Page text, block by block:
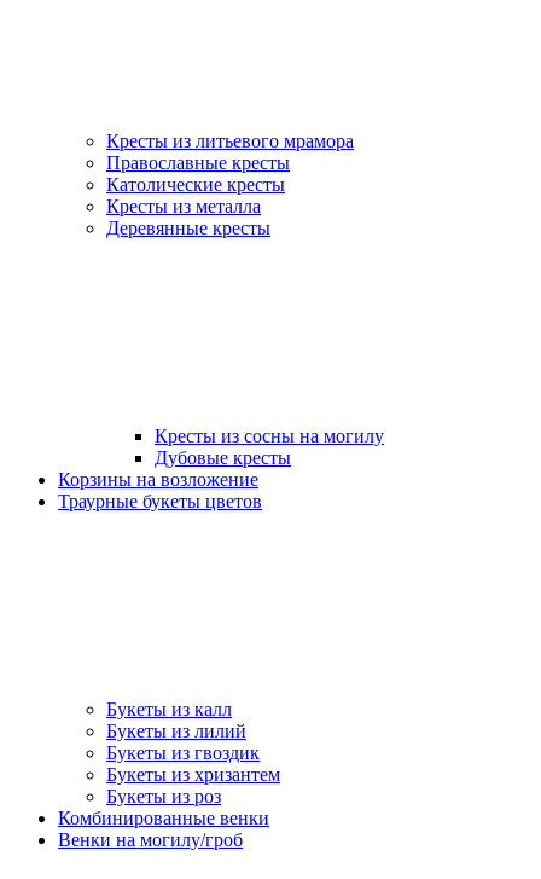
Кресты из литьевого мрамора
Православные кресты
Католические кресты
Кресты из металла
Деревянные кресты
Кресты из сосны на могилу
Дубовые кресты
Корзины на возложение
Траурные букеты цветов
Букеты из калл
Букеты из лилий
Букеты из гвоздик
Букеты из хризантем
Букеты из роз
Комбинированные венки
Венки на могилу/гроб